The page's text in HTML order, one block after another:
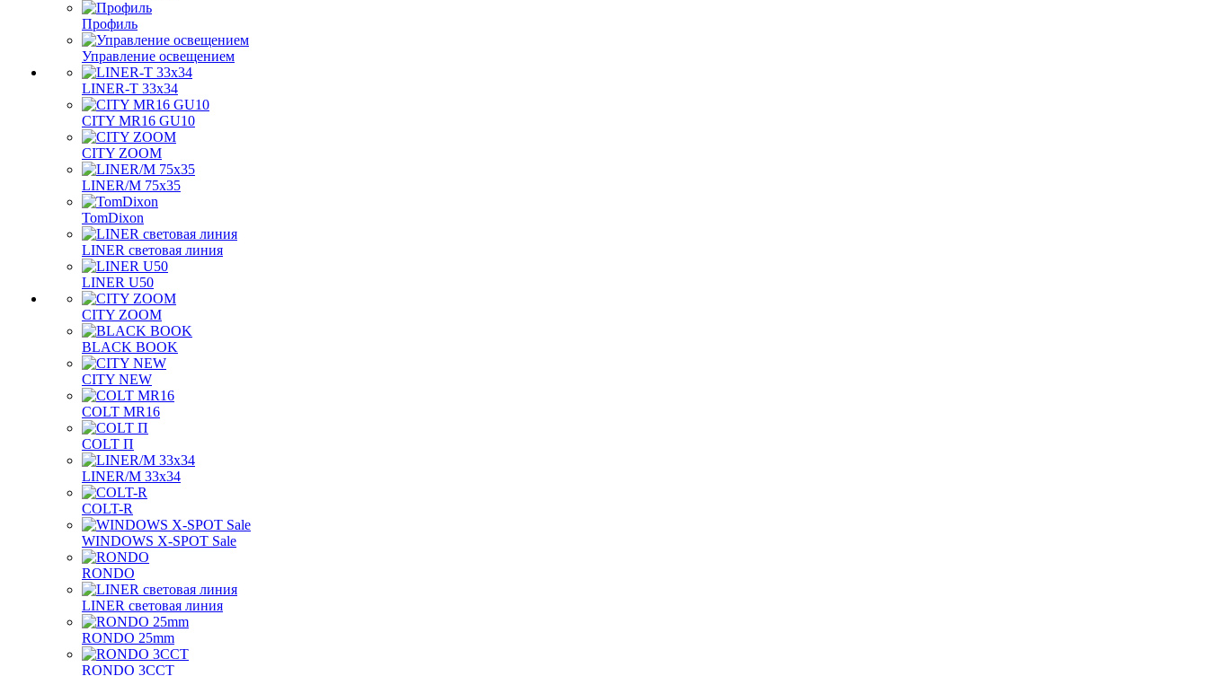
Профиль
Управление освещением
LINER-T 33x34
CITY MR16 GU10
CITY ZOOM
LINER/M 75х35
TomDixon
LINER световая линия
LINER U50
CITY ZOOM
BLACK BOOK
CITY NEW
COLT MR16
COLT П
LINER/М 33х34
COLT-R
WINDOWS X-SPOT Sale
RONDO
LINER световая линия
RONDO 25mm
RONDO 3CCT